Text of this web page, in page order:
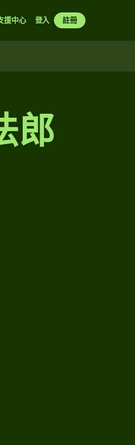
援中心 登入 註冊
郎